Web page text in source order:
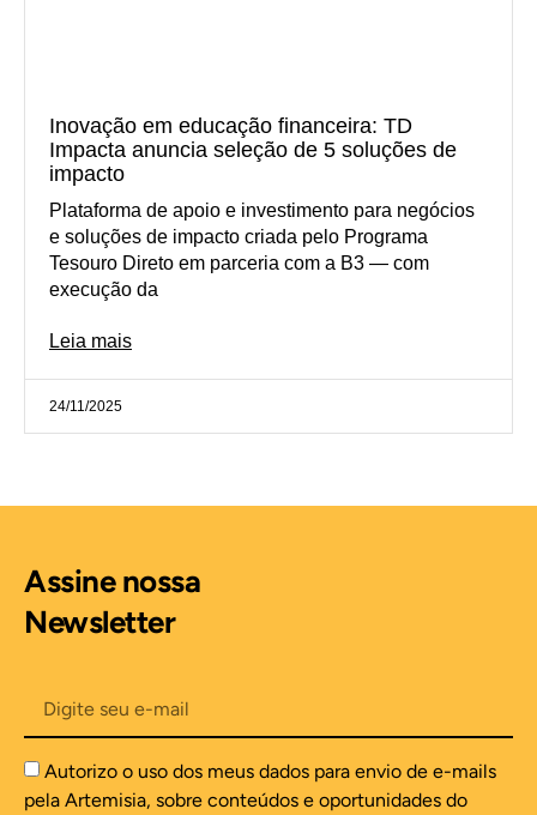
Inovação em educação financeira: TD
Impacta anuncia seleção de 5 soluções de
impacto
Plataforma de apoio e investimento para negócios
e soluções de impacto criada pelo Programa
Tesouro Direto em parceria com a B3 — com
execução da
Leia mais
24/11/2025
Assine nossa
Newsletter
Autorizo o uso dos meus dados para envio de e-mails
pela Artemisia, sobre conteúdos e oportunidades do